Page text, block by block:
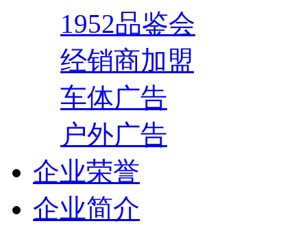
1952品鉴会
经销商加盟
车体广告
户外广告
企业荣誉
企业简介